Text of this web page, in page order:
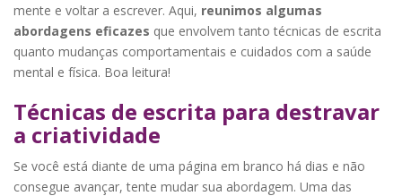
mente e voltar a escrever. Aqui, reunimos algumas
abordagens eficazes que envolvem tanto técnicas de escrita
quanto mudanças comportamentais e cuidados com a saúde
mental e física. Boa leitura!
Técnicas de escrita para destravar
a criatividade
Se você está diante de uma página em branco há dias e não
consegue avançar, tente mudar sua abordagem. Uma das